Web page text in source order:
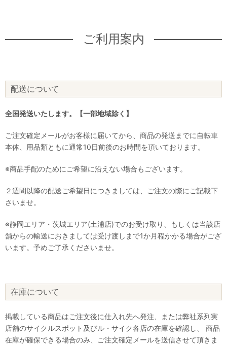
ご利用案内
配送について
全国発送いたします。【一部地域除く】
ご注文確定メールがお客様に届いてから、商品の発送までに自転車
本体、用品類ともに通常10日前後のお時間を頂いております。
※商品手配のためにご希望に沿えない場合もございます。
２週間以降の配送ご希望日につきましては、ご注文の際にご記載下
さいませ。
※静岡エリア・茨城エリア(土浦店)でのお受け取り、もしくは当該店
舗からの輸送におきましては受け渡しまで1か月程かかる場合がござ
います。予めご了承くださいませ。
在庫について
掲載している商品はご注文後に仕入れ先へ発注、または弊社系列実
店舗のサイクルスポット及びル・サイク各店の在庫を確認し、 商品
在庫が確保できる場合のみ、ご注文確定メールを送信させて頂きま